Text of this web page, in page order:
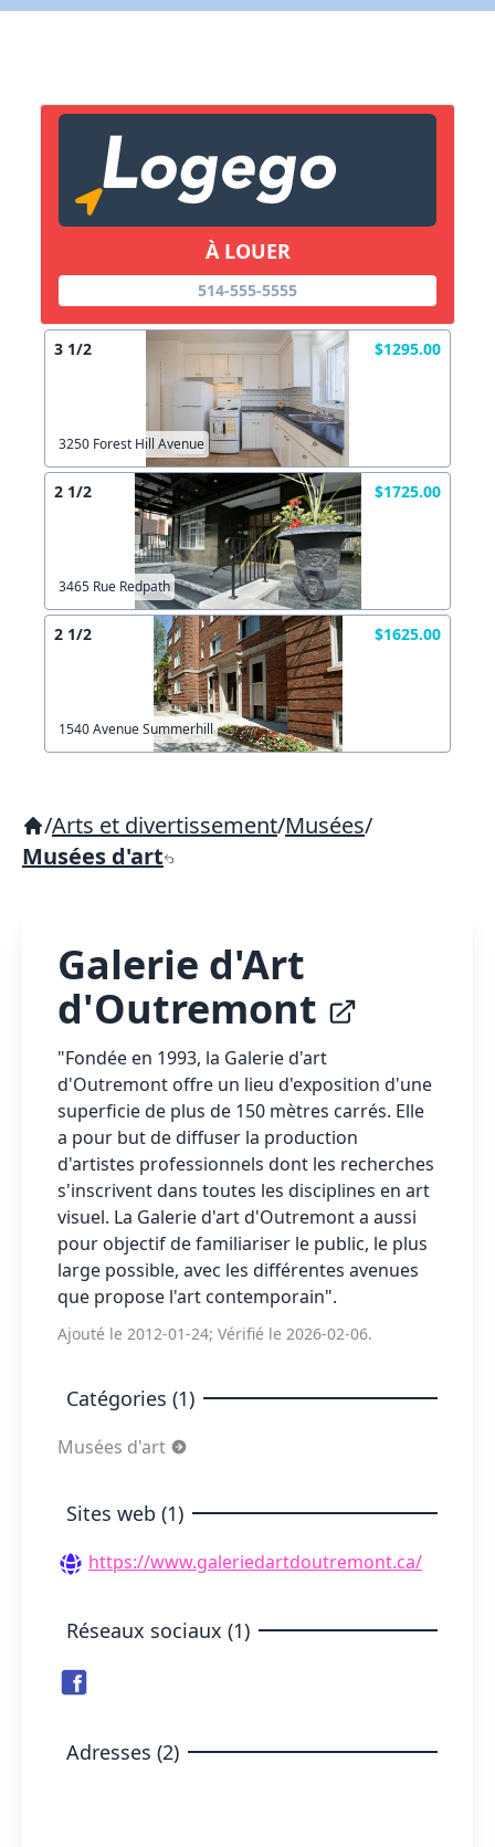
À LOUER
514-555-5555
3 1/2 $1295.00
3250 Forest Hill Avenue
2 1/2 $1725.00
3465 Rue Redpath
2 1/2 $1625.00
1540 Avenue Summerhill
/Arts et divertissement/Musées/
Musées d'art
Galerie d'Art
d'Outremont
"Fondée en 1993, la Galerie d'art
d'Outremont offre un lieu d'exposition d'une
superficie de plus de 150 mètres carrés. Elle
a pour but de diffuser la production
d'artistes professionnels dont les recherches
s'inscrivent dans toutes les disciplines en art
visuel. La Galerie d'art d'Outremont a aussi
pour objectif de familiariser le public, le plus
large possible, avec les différentes avenues
que propose l'art contemporain".
Ajouté le 2012-01-24; Vérifié le 2026-02-06.
Catégories (1)
Musées d'art
Sites web (1)
https://www.galeriedartdoutremont.ca/
Réseaux sociaux (1)
Adresses (2)
X Fermer
Lien vers inscription (sera inclus dans courriel)
Copier lien
X Fermer